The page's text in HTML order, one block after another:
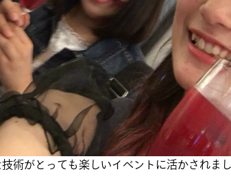
術がとっても楽しいイベントに活かされま